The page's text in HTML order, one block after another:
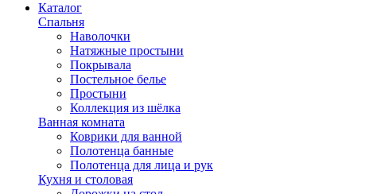
Каталог
Спальня
Наволочки
Натяжные простыни
Покрывала
Постельное белье
Простыни
Коллекция из шёлка
Ванная комната
Коврики для ванной
Полотенца банные
Полотенца для лица и рук
Кухня и столовая